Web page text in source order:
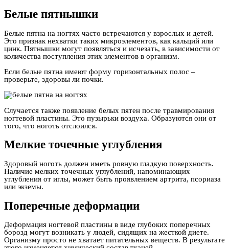
Белые пятнышки
Белые пятна на ногтях часто встречаются у взрослых и детей.
Это признак нехватки таких микроэлементов, как кальций или
цинк. Пятнышки могут появляться и исчезать, в зависимости от
количества поступления этих элементов в организм.
Если белые пятна имеют форму горизонтальных полос –
проверьте, здоровы ли почки.
Случается также появление белых пятен после травмирования
ногтевой пластины. Это пузырьки воздуха. Образуются они от
того, что ноготь отслоился.
Мелкие точечные углубления
Здоровый ноготь должен иметь ровную гладкую поверхность.
Наличие мелких точечных углублений, напоминающих
углубления от иглы, может быть проявлением артрита, псориаза
или экземы.
Поперечные деформации
Деформация ногтевой пластины в виде глубоких поперечных
борозд могут возникать у людей, сидящих на жесткой диете.
Организму просто не хватает питательных веществ. В результате